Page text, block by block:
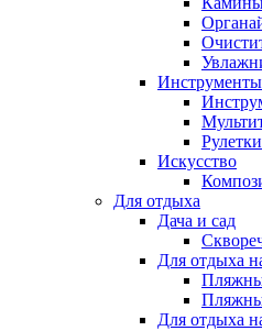
Рулетки
Искусство
Для отдыха
Дача и сад
Для отдыха
Для отдыха